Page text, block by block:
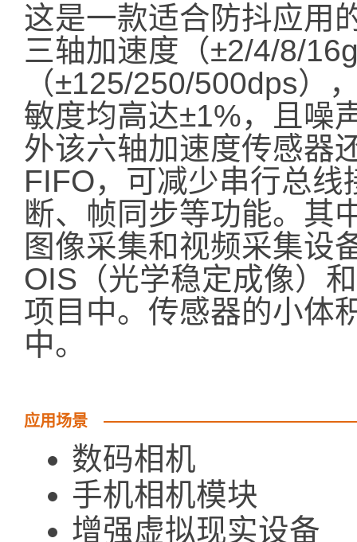
这是一款适合防抖应用
三轴加速度（±2/4/8/
（±125/250/500dps）
敏度均高达±1%，且噪
外该六轴加速度传感器
FIFO，可减少串行总
断、帧同步等功能。其
图像采集和视频采集设
OIS（光学稳定成像）
项目中。传感器的小体
中。
应用场景
数码相机
手机相机模块
增强虚拟现实设备